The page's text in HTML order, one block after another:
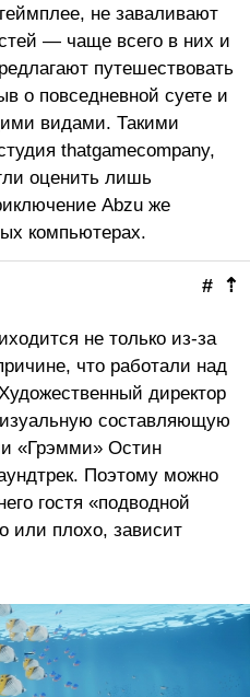
не заваливают
— чаще всего в них и
путешествовать
о повседневной суете и
видами. Такими
thatgamecompany,
оценить лишь
Abzu же
компьютерах.
⇡
#
не только из-за
что работали над
директор
составляющую
«Грэмми» Остин
Поэтому можно
гостя «подводной
или плохо, зависит